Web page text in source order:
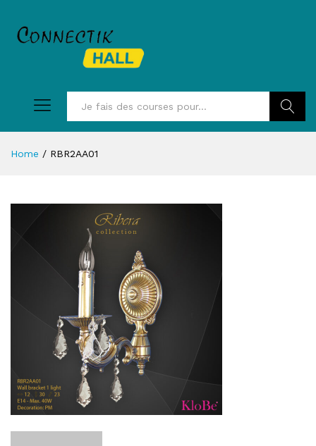
Home / RBR2AA01